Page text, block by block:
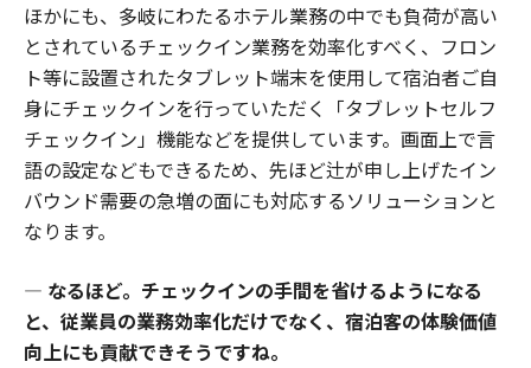
ほかにも、多岐にわたるホテル業務の中でも負荷が高い
とされているチェックイン業務を効率化すべく、フロン
ト等に設置されたタブレット端末を使用して宿泊者ご自
身にチェックインを行っていただく「タブレットセルフ
チェックイン」機能などを提供しています。画面上で言
語の設定などもできるため、先ほど辻が申し上げたイン
バウンド需要の急増の面にも対応するソリューションと
なります。
― なるほど。チェックインの手間を省けるようになる
と、従業員の業務効率化だけでなく、宿泊客の体験価値
向上にも貢献できそうですね。